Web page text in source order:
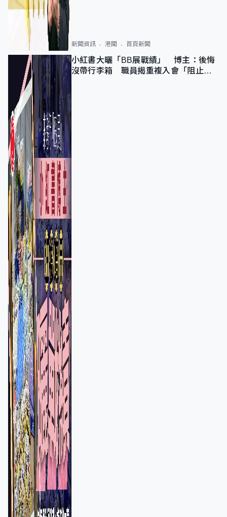
新聞資訊 港聞 首頁新聞
小紅書大曬「BB展戰績」 博主：後悔
沒帶行李箱 職員揭重複入會「阻止唔